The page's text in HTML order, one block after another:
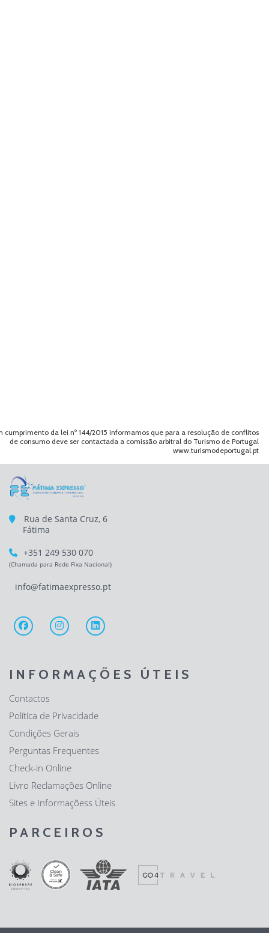
cumprimento da lei nº 144/2015 informamos que para a resolução de conflitos
de consumo deve ser contactada a comissão arbitral do Turismo de Portugal
www.turismodeportugal.pt
Rua de Santa Cruz, 6
Fátima
+351 249 530 070
(Chamada para Rede Fixa Nacional)
info@fatimaexpresso.pt
INFORMAÇÕES ÚTEIS
Contactos
Política de Privacidade
Condições Gerais
Perguntas Frequentes
Check-in Online
Livro Reclamações Online
Sites e Informaçõess Úteis
PARCEIROS